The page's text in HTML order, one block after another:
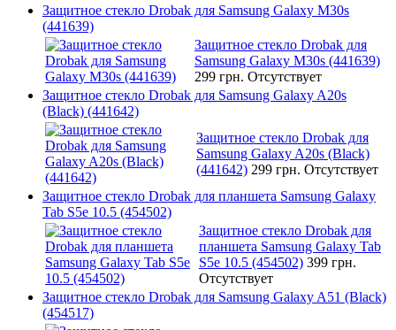
Защитное стекло Drobak для Samsung Galaxy M30s
(441639)
Защитное стекло Drobak для
Samsung Galaxy M30s (441639)
299 грн. Отсутствует
Защитное стекло Drobak для Samsung Galaxy A20s
(Black) (441642)
Защитное стекло Drobak для
Samsung Galaxy A20s (Black)
(441642) 299 грн. Отсутствует
Защитное стекло Drobak для планшета Samsung Galaxy
Tab S5e 10.5 (454502)
Защитное стекло Drobak для
планшета Samsung Galaxy Tab
S5e 10.5 (454502) 399 грн.
Отсутствует
Защитное стекло Drobak для Samsung Galaxy A51 (Black)
(454517)